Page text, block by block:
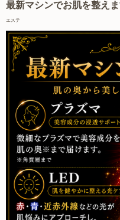
最新マシンでお肌を整えま
エステ